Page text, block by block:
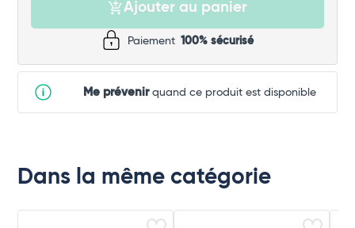
Ajouter au panier
Paiement 100% sécurisé
Me prévenirquand ce produit est disponible
Dans la même catégorie